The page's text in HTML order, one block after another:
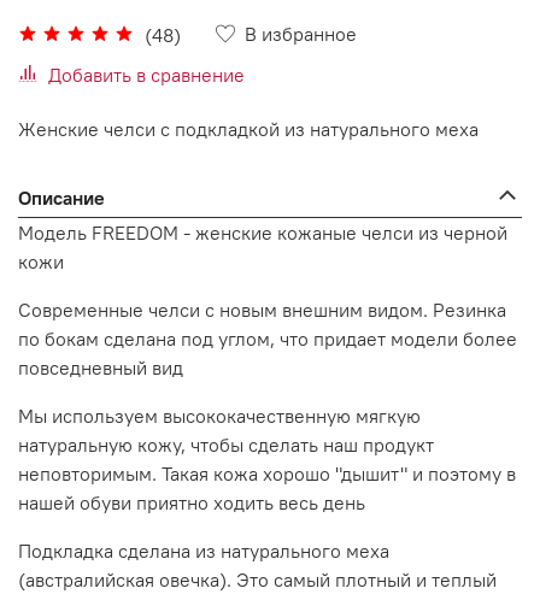
(48)
В избранное
Добавить в сравнение
Женские челси с подкладкой из натурального меха
Описание
Модель FREEDOM - женские кожаные челси из черной
кожи
Современные челси с новым внешним видом. Резинка
по бокам сделана под углом, что придает модели более
повседневный вид
Мы используем высококачественную мягкую
натуральную кожу, чтобы сделать наш продукт
неповторимым. Такая кожа хорошо "дышит" и поэтому в
нашей обуви приятно ходить весь день
Подкладка сделана из натурального меха
(австралийская овечка). Это самый плотный и теплый